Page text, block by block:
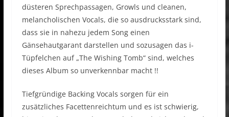
düsteren Sprechpassagen, Growls und cleanen,
melancholischen Vocals, die so ausdrucksstark sind,
dass sie in nahezu jedem Song einen
Gänsehautgarant darstellen und sozusagen das i-
Tüpfelchen auf „The Wishing Tomb“ sind, welches
dieses Album so unverkennbar macht !!
Tiefgründige Backing Vocals sorgen für ein
zusätzliches Facettenreichtum und es ist schwierig,